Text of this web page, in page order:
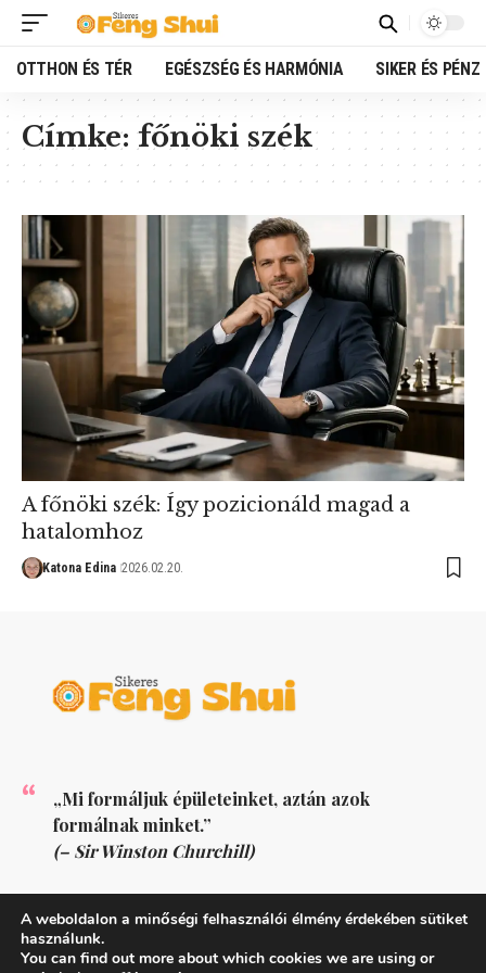
OTTHON ÉS TÉR EGÉSZSÉG ÉS HARMÓNIA SIKER ÉS PÉNZ
Címke:főnöki szék
A főnöki szék: Így pozicionáld magad a
hatalomhoz
Katona Edina 2026.02.20.
„Mi formáljuk épületeinket, aztán azok
formálnak minket.”
(– Sir Winston Churchill)
A weboldalon a minőségi felhasználói élmény érdekében sütiket
használunk.
You can find out more about which cookies we are using or